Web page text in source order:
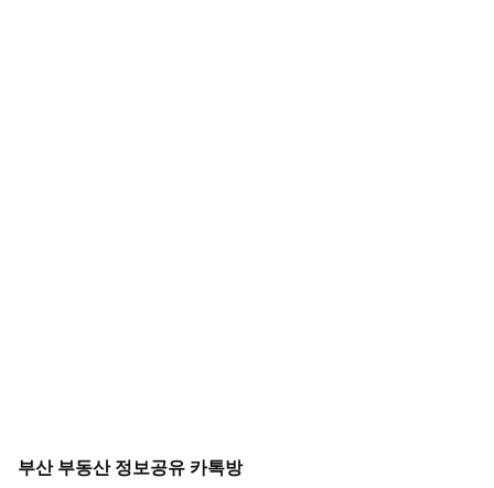
부산 부동산 정보공유 카톡방